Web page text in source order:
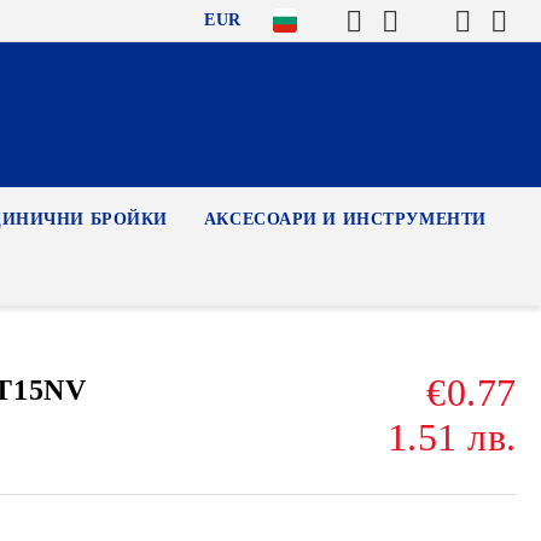
EUR
БРОЙКИ АКСЕСОАРИ И ИНСТРУМЕНТИ
€0.77
1.51 лв.